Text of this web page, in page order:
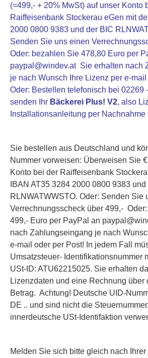
(=499,- + 20% MwSt) auf unser Konto
Raiffeisenbank Stockerau eGen mit
2000 0800 9383 und der BIC
Senden Sie uns einen
Oder: bezahlen Sie 478,80 Euro per
paypal@windev.at Sie erhalten nach
je nach Wunsch Ihre Lizenz per e-
Oder: Bestellen telefonisch bei 02269
senden Ihr Bäckerei Plus! V2, also
Installationsanleitung per Nachnahme
Sie bestellen aus Deutschland und
Nummer vorweisen: Überweisen Sie
Konto bei der Raiffeisenbank
IBAN AT35 3284 2000 0800 9383 und
RLNWATWWSTO. Oder: Senden Sie
Verrechnungsscheck über 499,-
499,- Euro per PayPal an
nach Zahlungseingang je nach
e-mail oder per Post! In jedem Fall
Umsatzsteuer- Identifikationsnummer
USt-ID: ATU62215025. Sie erhalten
Lizenzdaten und eine Rechnung über
Betrag. Achtung! Deutsche UID-
DE .. und sind nicht die
innerdeutsche USt-Identifaktion
Melden Sie sich bitte gleich nach